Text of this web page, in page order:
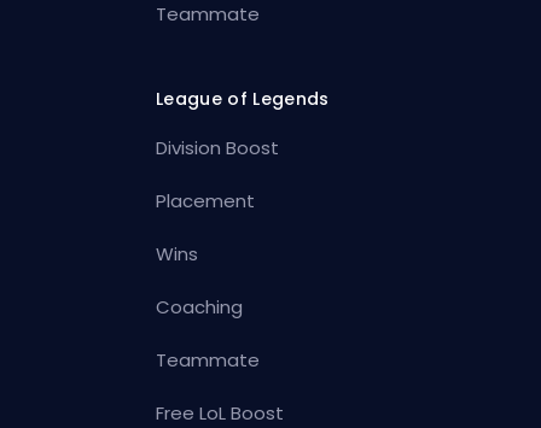
Teammate
League of Legends
Division Boost
Placement
Wins
Coaching
Teammate
Free LoL Boost